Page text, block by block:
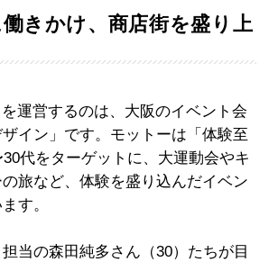
きかけ、商店街を盛り上
運営するのは、大阪のイベント会
イン」です。モットーは「体験至
代をターゲットに、大運動会やキ
旅など、体験を盛り込んだイベン
す。
当の森田純多さん（30）たちが目